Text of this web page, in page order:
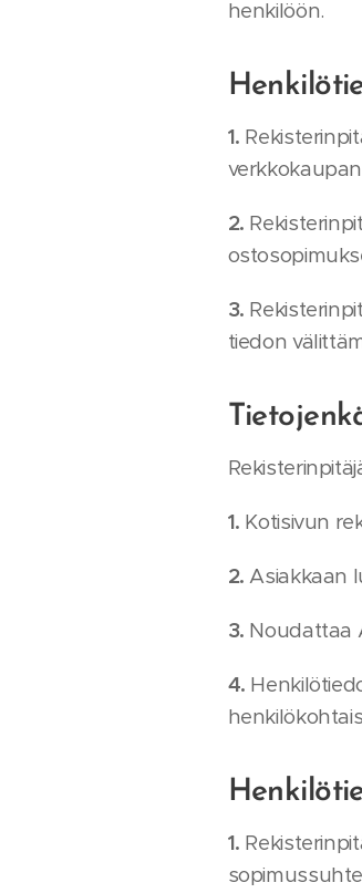
henkilöön.
1.
2.
3.
tiedon
1. Kotisivun
2.Asiakkaan
3. Noudattaa
4.
1.